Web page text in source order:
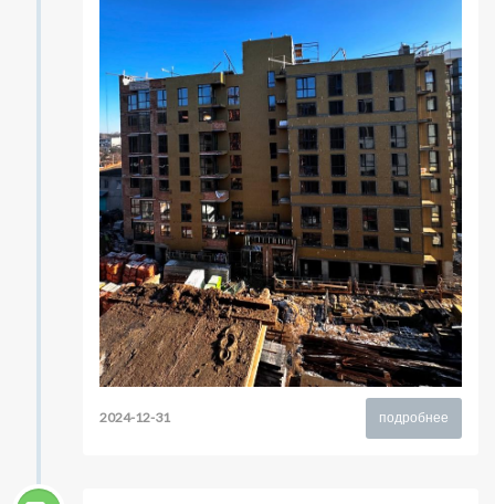
подробнее
2024-12-31